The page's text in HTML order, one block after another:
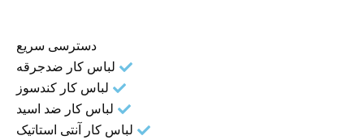
دسترسی سریع
لباس کار ضدجرقه
لباس کار کندسوز
لباس کار ضد اسید
لباس کار آنتی استاتیک